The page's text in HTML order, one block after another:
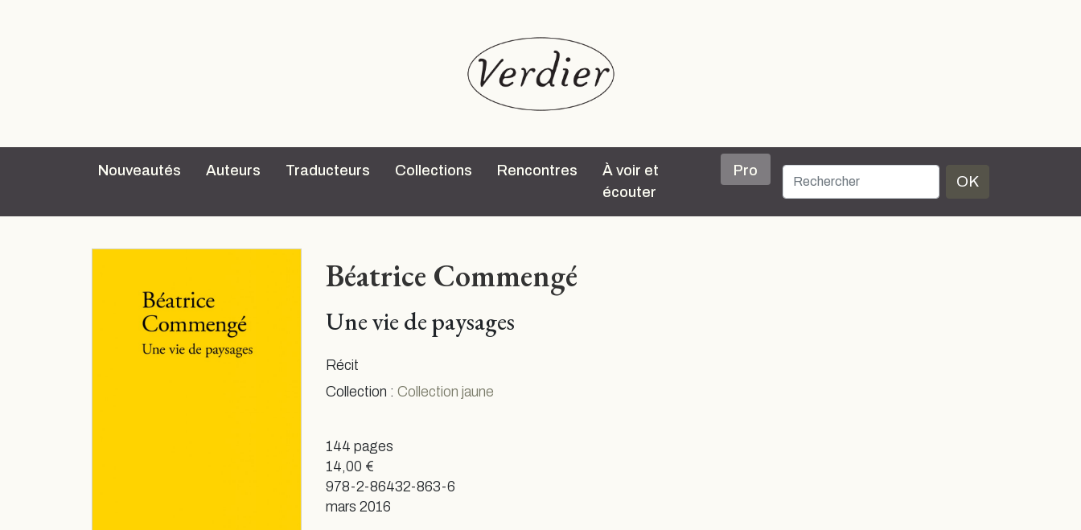
Nouveautés Auteurs Traducteurs Collections Rencontres
À voir et
écouter
Pro
OK
Béatrice Commengé
Une vie de paysages
Récit
Collection : Collection jaune
144 pages
14,00 €
978-2-86432-863-6
mars 2016